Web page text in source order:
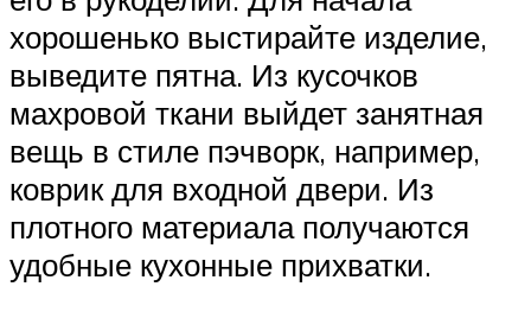
хорошенько выстирайте изделие,
выведите пятна. Из кусочков
махровой ткани выйдет занятная
вещь в стиле пэчворк, например,
коврик для входной двери. Из
плотного материала получаются
удобные кухонные прихватки.